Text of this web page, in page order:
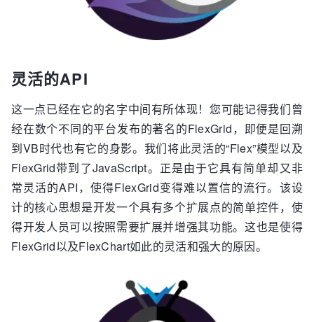
灵活的API
这一点已经在它的名字中间有所体现！您可能记得我们曾
经在数个不同的平台发布的著名的FlexGrid，即便是回溯
到VB时代也有它的身影。我们将此灵活的“Flex”模型以及
FlexGrid带到了JavaScript。正是由于它具有简单却又非
常灵活的API，使得FlexGrid变得难以置信的流行。该设
计的核心思想是开发一个具有多个扩展点的简单控件，使
得开发人员可以按照需要扩展并增强其功能。这也是使得
FlexGrid以及FlexChart如此的灵活和强大的原因。